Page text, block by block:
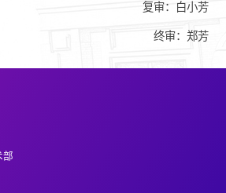
复审：白小芳
终审：郑芳
部